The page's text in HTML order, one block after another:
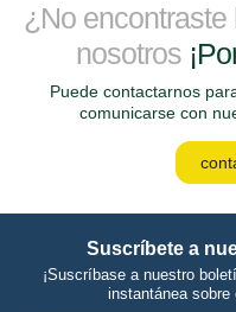
¿No
nosotros
Puede contactarnos
comunicarse con
Suscríbete a
¡Suscríbase a nuestro
instantánea sobre